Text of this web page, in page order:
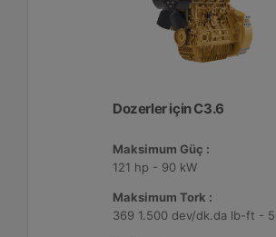
Dozerler için C3.6
Maksimum Güç :
121 hp - 90 kW
Maksimum Tork :